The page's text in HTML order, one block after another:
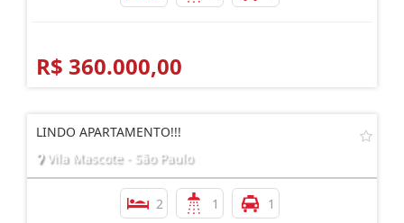
R$ 360.000,00
LINDO APARTAMENTO!!!
Vila Mascote - São Paulo
2 1 1